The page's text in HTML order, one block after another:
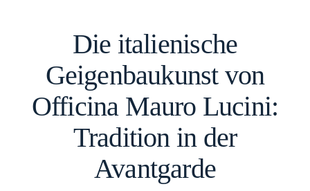
Die italienische
Geigenbaukunst von
Officina Mauro Lucini:
Tradition in der
Avantgarde